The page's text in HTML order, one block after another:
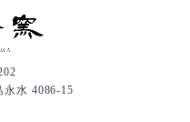
永水 4086-15